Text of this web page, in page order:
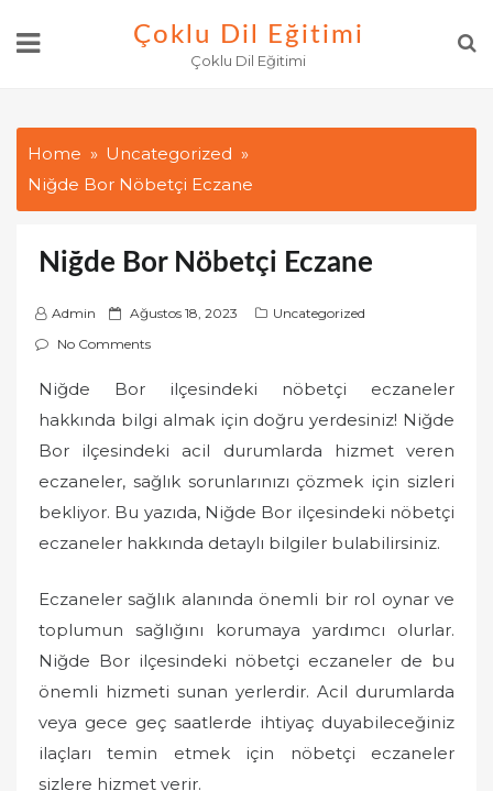
Çoklu Dil Eğitimi
Çoklu Dil Eğitimi
Home
Uncategorized
Niğde Bor Nöbetçi Eczane
Niğde Bor Nöbetçi Eczane
Admin
P
o
t
e
d
Ağustos 18, 2023
Uncategorized
No Comments
Niğde Bor ilçesindeki nöbetçi eczaneler
hakkında bilgi almak için doğru yerdesiniz! Niğde
Bor ilçesindeki acil durumlarda hizmet veren
eczaneler, sağlık sorunlarınızı çözmek için sizleri
bekliyor. Bu yazıda, Niğde Bor ilçesindeki nöbetçi
eczaneler hakkında detaylı bilgiler bulabilirsiniz.
Eczaneler sağlık alanında önemli bir rol oynar ve
toplumun sağlığını korumaya yardımcı olurlar.
Niğde Bor ilçesindeki nöbetçi eczaneler de bu
önemli hizmeti sunan yerlerdir. Acil durumlarda
veya gece geç saatlerde ihtiyaç duyabileceğiniz
ilaçları temin etmek için nöbetçi eczaneler
sizlere hizmet verir.